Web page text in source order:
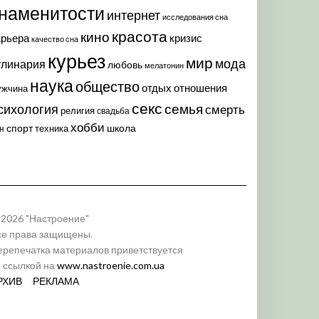
интернет исследования сна
качество сна кино красота кризис
курьез любовь мелатонин мир мода
наукаобществоотдых отношения
религия свадьба секссемья смерть
спорттехникахобби школа
"Настроение"
права защищены.
материалов приветствуется
ссылкой на www.nastroenie.com.ua
РЕКЛАМА